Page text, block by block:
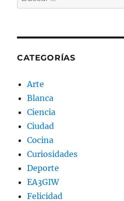
por:
CATEGORÍAS
Arte
Blanca
Ciencia
Ciudad
Cocina
Curiosidades
Deporte
EA3GIW
Felicidad